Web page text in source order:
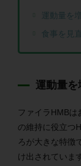
運動量を
食事を見
運動量を
ファイラHMBは
の維持に役立つ
ろが大きな特徴
け出されていま